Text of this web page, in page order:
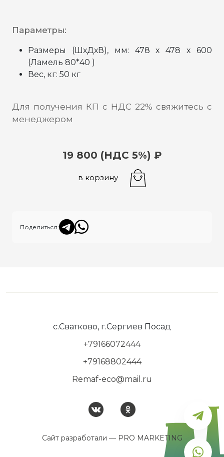
Параметры:
Размеры (ШхДхВ), мм: 478 х 478 х 600
(Ламель 80*40 )
Вес, кг: 50 кг
Для получения КП с НДС 22% свяжитесь с
менеджером
19 800 (НДС 5%) ₽
в корзину
Поделиться:
с.Сватково, г.Сергиев Посад
+79166072444
+79168802444
Remaf-eco@mail.ru
Сайт разработали — PRO MARKETING